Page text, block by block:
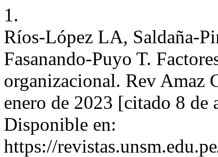
1.
Ríos-López LA, Saldaña-
Fasanando-Puyo T.
organizacional. Rev Amaz
enero de 2023 [citado 8
Disponible en:
https://